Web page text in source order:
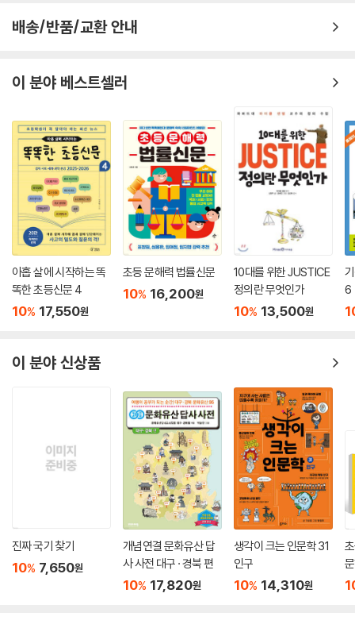
아시아에서 정말 포도가 자라는지, 정말 이란에 서울의 이름을 딴 도로가
자 지하자원의 보물 창고인 서남아시아를 이해하고, 나아가 지구 전체가
궁금해질 거예요. 마치 두바이에 여행을 다녀오고 나서 여기 너머에는 또
뭐가 있지? 라고 호기심이 일 듯 말이에요.
이 책은 ‘세계 지리’ 중에서도 ‘서남아시아’를 쉽고 재미있게, 또 자연스럽
게 이해할 수 있도록 만들어 줍니다. 전 세계를 무대로 다양한 나라, 다채로
운 대륙 사람들과 대화하고 교류하며 지내야 할 어린이 독자들에게 튼튼한
배경지식이 되는 셈이지요. 한 가지 더! 지리를 알고 나면, 해당하는 대륙
에 속한 각 나라의 역사와 문화에도 흥미를 느끼게 될 거랍니다.
지리 정보를 재미있게! 캐릭터가 안내하는 주제별 지도와 사진
우리는 잘 느끼지 못하지만 매일 지도를 이용해요. 버스 노선도나 맛집 리
스트를 살피는 것도 지도를 이용하는 셈이니까요. 그렇지만 막상 정식 지
도를 펼치면 당황하곤 해요. 지도에는 깨알같이 많은 정보가 들어 있어서,
이 책에서는 한 가지 주제로 만든 지도인 ‘주제도’로 정보를 전달하고 있어
요. 서남아시아 지형의 특징만 나타낸 지도, 해당 지하자원이 나는 곳만 표
시한 지도, 나라별 랜드마크만 표시한 지도 등 한눈에 이해할 수 있도록 눈
높이에 맞춰 만든 지도들이 실려 있어요. 그뿐만 아니라 지도에서 알려 주
는 정보가 특이할 경우, 해당 사진까지 실어 실제 어떻게 생겼는지 생생하
게 전달하지요. ‘미래 도시’로 표현되는 두바이의 모습을 초고층 빌딩으로
가득한 실제 사진으로 보여 주는 식이에요.
지도와 사진만 있으면 숨이 막힐 것 같다고요? 『지리 톡 세계 Talk 03 : 서
남아시아』에서는 서남아시아의 주요 일꾼인 ‘낙타’가 등장해 지리에 대해
모르는 게 없는 지도 캐릭터와 함께 서남아시아를 탐험해요. 두 캐릭터는
만화 속에서, 지도 안에서, 사진 위에서 티격태격하며 읽는 재미를 선사하
지요. 만화와 캐릭터의 대화만 골라 읽어도 괜찮아요. 지도와 낙타의 대화
속에도 꼭 알아야 할 지리 정보가 쏙쏙 들어 있으니까요.
배송/반품/교환 안내
이 분야 베스트셀러
아홉 살에 시작하는 똑
똑한 초등신문 4
10% 17,550원
초등 문해력 법률신문
10% 16,200원
10대를 위한 JUSTICE
정의란 무엇인가
10% 13,500원
6
이 분야 신상품
진짜 국기 찾기
10% 7,650원
개념연결 문화유산 답
사 사전 대구 · 경북 편
10% 17,820원
생각이 크는 인문학 31
인구
10% 14,310원